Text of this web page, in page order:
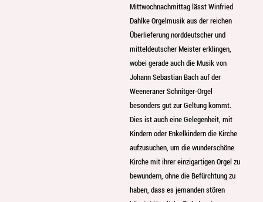
Mittwochnachmittag lässt Winfried
Dahlke Orgelmusik aus der reichen
Überlieferung norddeutscher und
mitteldeutscher Meister erklingen,
wobei gerade auch die Musik von
Johann Sebastian Bach auf der
Weeneraner Schnitger-Orgel
besonders gut zur Geltung kommt.
Dies ist auch eine Gelegenheit, mit
Kindern oder Enkelkindern die Kirche
aufzusuchen, um die wunderschöne
Kirche mit ihrer einzigartigen Orgel zu
bewundern, ohne die Befürchtung zu
haben, dass es jemanden stören